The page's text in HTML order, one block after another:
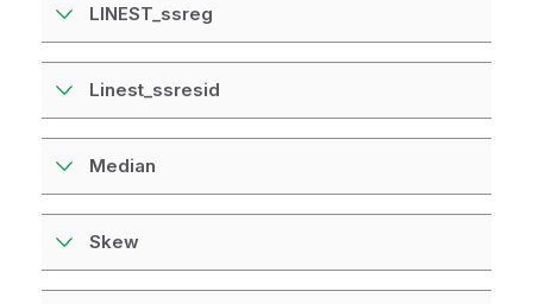
LINEST_ssreg
Linest_ssresid
Median
Skew